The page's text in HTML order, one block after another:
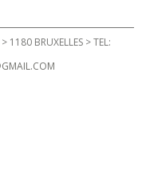
1180 BRUXELLES > TEL: